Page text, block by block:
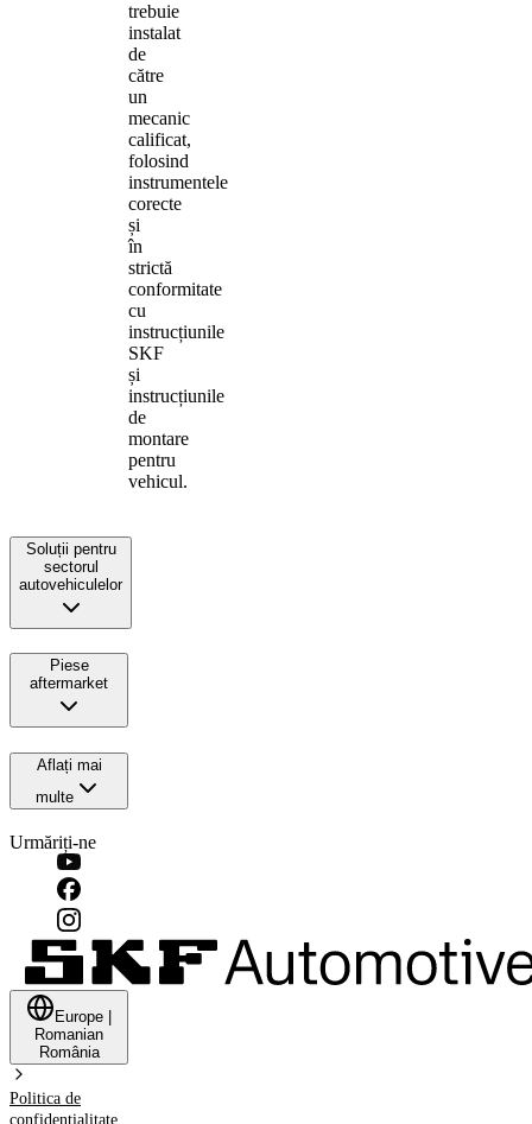
trebuie
instalat
de
către
un
mecanic
calificat,
folosind
instrumentele
corecte
și
în
strictă
conformitate
cu
instrucțiunile
SKF
și
instrucțiunile
de
montare
pentru
vehicul.
Soluții pentru
sectorul
autovehiculelor
Piese
aftermarket
Aflați mai
multe
Urmăriți-ne
Europe
Romanian
România
Politica de
confidențialitate